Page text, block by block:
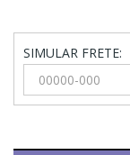
SIMULAR FRETE: